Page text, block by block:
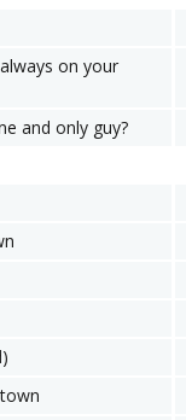
on your
and only guy?